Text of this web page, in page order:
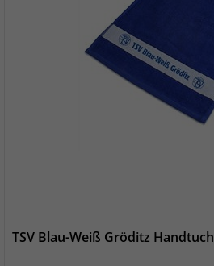
TSV Blau-Weiß Gröditz Handtuch